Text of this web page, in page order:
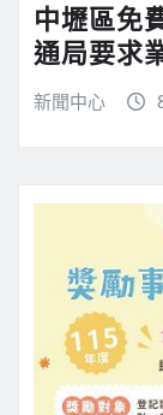
中壢區免
通局要求
新聞中心